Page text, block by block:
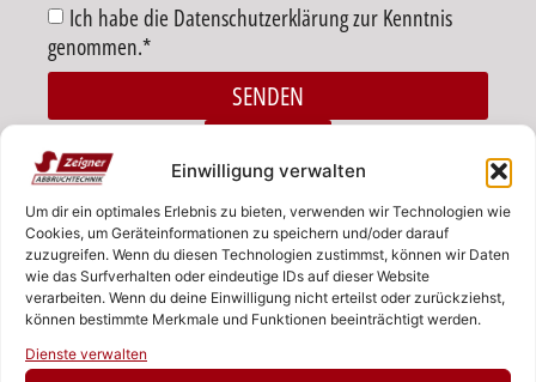
Einwilligung verwalten
Um dir ein optimales Erlebnis zu bieten, verwenden wir Technologien wie
Cookies, um Geräteinformationen zu speichern und/oder darauf
zuzugreifen. Wenn du diesen Technologien zustimmst, können wir Daten
wie das Surfverhalten oder eindeutige IDs auf dieser Website
verarbeiten. Wenn du deine Einwilligung nicht erteilst oder zurückziehst,
können bestimmte Merkmale und Funktionen beeinträchtigt werden.
Dienste verwalten
Ich habe die Datenschutzerklärung zur Kenntnis
genommen.*
SENDEN
Rufen Sie uns an!